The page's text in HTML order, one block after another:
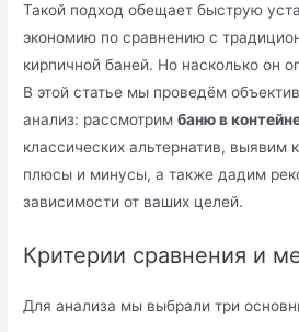
Такой подход обещает быструю
экономию по сравнению с
кирпичной баней. Но насколько он
В этой статье мы проведём
анализ: рассмотримбаню в
классических альтернатив, выявим
плюсы и минусы, а также дадим
зависимости от ваших целей.
Критерии сравнения и
Для анализа мы выбрали три